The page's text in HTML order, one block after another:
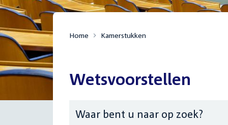
Home Kamerstukken
Wetsvoorstellen
Zoeken